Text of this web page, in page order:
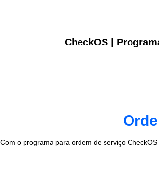
CheckOS |
Com o programa para ordem de serviço